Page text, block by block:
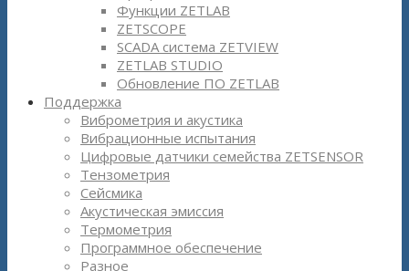
Функции ZETLAB
ZETSCOPE
SCADA система ZETVIEW
ZETLAB STUDIO
Обновление ПО ZETLAB
Поддержка
Виброметрия и акустика
Вибрационные испытания
Цифровые датчики семейства ZETSENSOR
Тензометрия
Сейсмика
Акустическая эмиссия
Термометрия
Программное обеспечение
Разное